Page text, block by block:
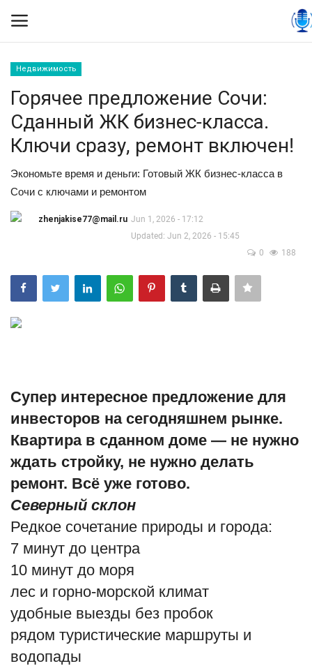
Контакты
Правила размещения
Политика
Спорт
Авто
Здоровье
Образование
Шоу-бизнес
В мире
Россия
Язык
Недвижимость
Горячее предложение Сочи:
Сданный ЖК бизнес-класса.
Ключи сразу, ремонт включен!
Экономьте время и деньги: Готовый ЖК бизнес-класса в
Сочи с ключами и ремонтом
zhenjakise77@mail.ru Jun 1, 2026 - 17:12
Updated: Jun 2, 2026 - 15:45
0
188
Супер интересное предложение для
инвесторов на сегодняшнем рынке.
Квартира в сданном доме — не нужно
ждать стройку, не нужно делать
ремонт. Всё уже готово.
Северный склон
Редкое сочетание природы и города:
7 минут до центра
10 минут до моря
лес и горно-морской климат
удобные выезды без пробок
рядом туристические маршруты и
водопады